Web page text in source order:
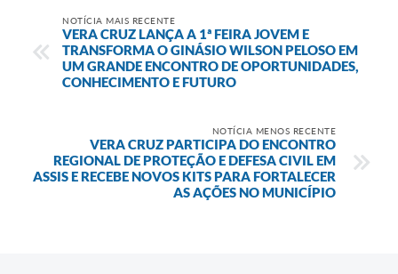
NOTÍCIA MAIS RECENTE
VERA CRUZ LANÇA A 1ª FEIRA JOVEM E
TRANSFORMA O GINÁSIO WILSON PELOSO EM
UM GRANDE ENCONTRO DE OPORTUNIDADES,
CONHECIMENTO E FUTURO
NOTÍCIA MENOS RECENTE
VERA CRUZ PARTICIPA DO ENCONTRO
REGIONAL DE PROTEÇÃO E DEFESA CIVIL EM
ASSIS E RECEBE NOVOS KITS PARA FORTALECER
AS AÇÕES NO MUNICÍPIO